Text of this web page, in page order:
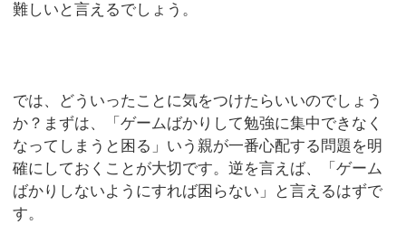
難しいと言えるでしょう。
では、どういったことに気をつけたらいいのでしょう
か？まずは、「ゲームばかりして勉強に集中できなく
なってしまうと困る」いう親が一番心配する問題を明
確にしておくことが大切です。逆を言えば、「ゲーム
ばかりしないようにすれば困らない」と言えるはずで
す。